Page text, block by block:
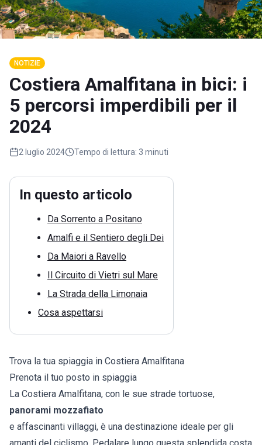
NOTIZIE
Costiera Amalfitana in bici: i
5 percorsi imperdibili per il
2024
2 luglio 2024 Tempo di lettura: 3 minuti
In questo articolo
Da Sorrento a Positano
Amalfi e il Sentiero degli Dei
Da Maiori a Ravello
Il Circuito di Vietri sul Mare
La Strada della Limonaia
Cosa aspettarsi
Trova la tua spiaggia in Costiera Amalfitana
Prenota il tuo posto in spiaggia
La Costiera Amalfitana, con le sue strade tortuose,
panorami mozzafiato
e affascinanti villaggi, è una destinazione ideale per gli